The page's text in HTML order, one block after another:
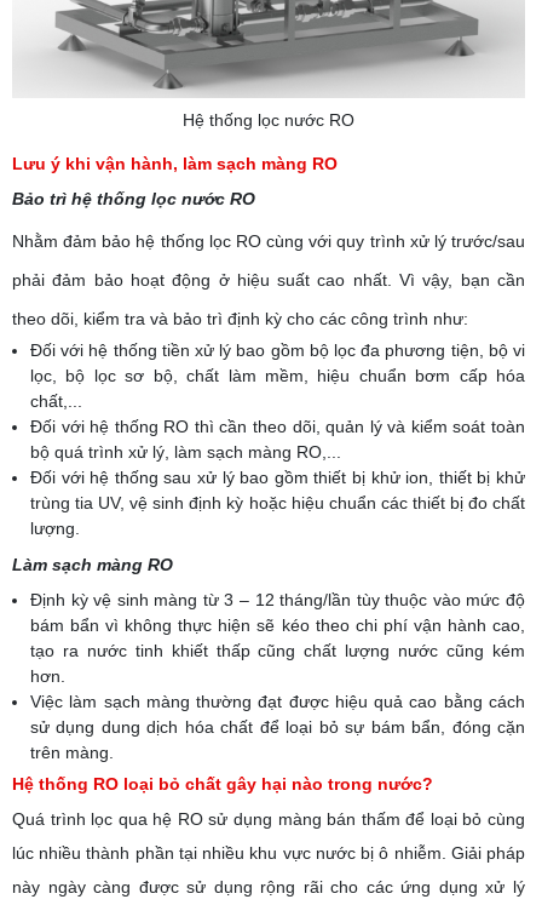
Hệ thống lọc nước RO
Lưu ý khi vận hành, làm sạch màng RO
Bảo trì hệ thống lọc nước RO
Nhằm đảm bảo hệ thống lọc RO cùng với quy trình xử lý trước/sau
phải đảm bảo hoạt động ở hiệu suất cao nhất. Vì vậy, bạn cần
theo dõi, kiểm tra và bảo trì định kỳ cho các công trình như:
Đối với hệ thống tiền xử lý bao gồm bộ lọc đa phương tiện, bộ vi
lọc, bộ lọc sơ bộ, chất làm mềm, hiệu chuẩn bơm cấp hóa
chất,...
Đối với hệ thống RO thì cần theo dõi, quản lý và kiểm soát toàn
bộ quá trình xử lý, làm sạch màng RO,...
Đối với hệ thống sau xử lý bao gồm thiết bị khử ion, thiết bị khử
trùng tia UV, vệ sinh định kỳ hoặc hiệu chuẩn các thiết bị đo chất
lượng.
Làm sạch màng RO
Định kỳ vệ sinh màng từ 3 – 12 tháng/lần tùy thuộc vào mức độ
bám bẩn vì không thực hiện sẽ kéo theo chi phí vận hành cao,
tạo ra nước tinh khiết thấp cũng chất lượng nước cũng kém
hơn.
Việc làm sạch màng thường đạt được hiệu quả cao bằng cách
sử dụng dung dịch hóa chất để loại bỏ sự bám bẩn, đóng cặn
trên màng.
Hệ thống RO loại bỏ chất gây hại nào trong nước?
Quá trình lọc qua hệ RO sử dụng màng bán thấm để loại bỏ cùng
lúc nhiều thành phần tại nhiều khu vực nước bị ô nhiễm. Giải pháp
này ngày càng được sử dụng rộng rãi cho các ứng dụng xử lý